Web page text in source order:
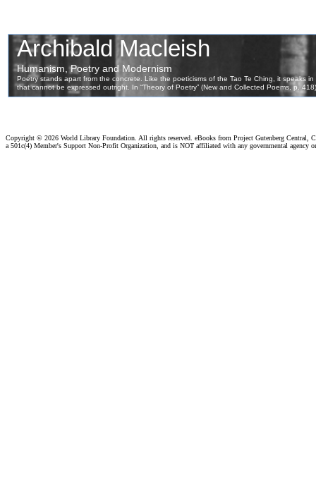
Copyright © 2026 World Library Foundation. All rights reserved. eBooks from Project Gutenberg Central,
a 501c(4) Member's Support Non-Profit Organization, and is NOT affiliated with any governmental agency